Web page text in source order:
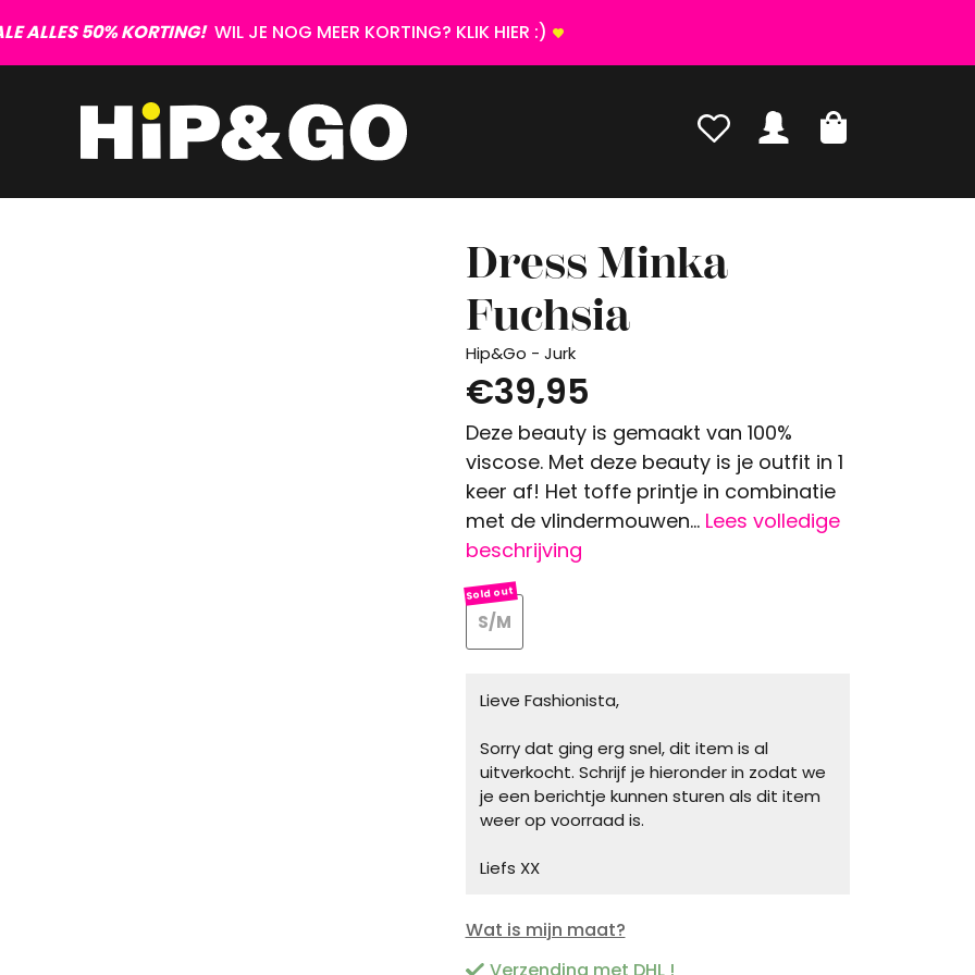
ALLES 50% KORTING! WIL JE NOG MEER KORTING? KLIK HIER :)
Dress Minka
Fuchsia
Hip&Go - Jurk
€39,95
Deze beauty is gemaakt van 100%
viscose. Met deze beauty is je outfit in 1
keer af! Het toffe printje in combinatie
met de vlindermouwen... Lees volledige
beschrijving
S/M
Lieve Fashionista,
Sorry dat ging erg snel, dit item is al
uitverkocht. Schrijf je hieronder in zodat we
je een berichtje kunnen sturen als dit item
weer op voorraad is.
Liefs XX
Wat is mijn maat?